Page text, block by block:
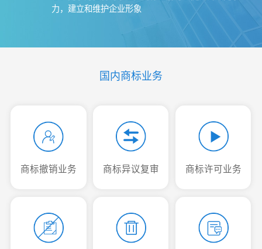
力，建立和维护企业形象
国内商标业务
商标撤销业务 商标异议复审 商标许可业务